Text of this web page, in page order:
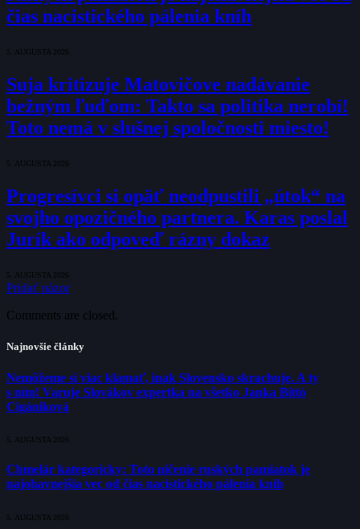
čias nacistického pálenia kníh
5. AUGUSTA 2026
Suja kritizuje Matovičove nadávanie
bežným ľuďom: Takto sa politika nerobí!
Toto nemá v slušnej spoločnosti miesto!
5. AUGUSTA 2026
Progresívci si opäť neodpustili „útok“ na
svojho opozičného partnera. Karas poslal
Jurík ako odpoveď rázny dokaz
5. AUGUSTA 2026
Pridať názor
Comments are closed.
Najnovšie články
Nemôžeme si viac klamať, inak Slovensko skrachuje. A ty
s ním! Varuje Slovákov expertka na všetko Janka Bittó
Cigániková
5. AUGUSTA 2026
Chmelár kategoricky: Toto ničenie ruských pamiatok je
najohavnejšia vec od čias nacistického pálenia kníh
5. AUGUSTA 2026